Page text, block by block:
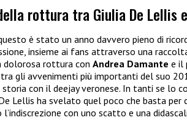
rottura tra Giulia De Lellis
è stato un anno davvero pieno di
insieme ai fans attraverso una
dolorosa rottura con Andrea Damante e il
tra gli avvenimenti più importanti del suo
con il deejay veronese. In tanti se lo
Lellis ha svelato quel poco che basta per
con uno scatto e una